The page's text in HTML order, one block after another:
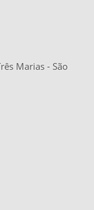
Marias - São